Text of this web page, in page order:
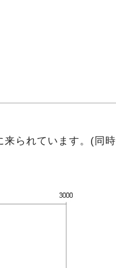
来られています。(同時